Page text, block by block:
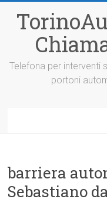
contenuto
Telefona per interventi
portoni
barriera
Sebastiano